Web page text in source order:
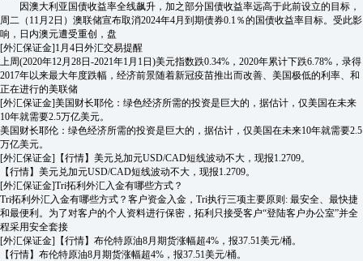
因澳大利亚国债收益率全线飙升，加之部分国债收益率远高于此前设立的目标，
周二（11月2日）澳联储宣布取消2024年4月到期债券0.1％的国债收益率目标。受此影
响，日内澳元遭受重创，盘
[外汇保证金]1月4日外汇交易提醒
上周(2020年12月28日-2021年1月1日)美元指数跌0.34%，2020年累计下跌6.78%，录得
2017年以来最大年度跌幅，经济前景随着新冠疫苗推出而改善、美国极低的利率、和
正在进行的美联储
[外汇保证金]美国财长耶伦：绿色经济所需的投资是巨大的，据估计，仅美国在未来
10年就需要2.5万亿美元。
美国财长耶伦：绿色经济所需的投资是巨大的，据估计，仅美国在未来10年就需要2.5
万亿美元。
[外汇保证金] 【行情】美元兑加元USD/CAD短线波动不大，现报1.2709。
【行情】美元兑加元USD/CAD短线波动不大，现报1.2709。
[外汇保证金]Tri拓利外汇入金有哪些方式？
Tri拓利外汇入金有哪些方式？客户资金入金，Tri执行三项主要原则: 最安全、最快捷
和最便利。为了对客户的个人资料进行保密，拓利只接受客户“登陆客户办公室”并全
程采用安全套接
[外汇保证金] 【行情】布伦特原油8月期货涨幅超4%，报37.51美元/桶。
【行情】布伦特原油8月期货涨幅超4%，报37.51美元/桶。